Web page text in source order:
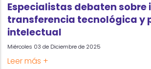
Especialistas debaten sobre
transferencia tecnológica y
intelectual
Miércoles 03 de Diciembre de 2025
Leer más +